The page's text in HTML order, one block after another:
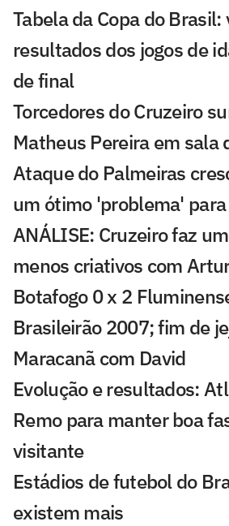
Tabela da Copa do Brasil:
resultados dos jogos de
de final
Torcedores do Cruzeiro
Matheus Pereira em sala
Ataque do Palmeiras
um ótimo 'problema'
ANÁLISE: Cruzeiro faz
menos criativos com
Botafogo 0 x 2
Brasileirão 2007; fim de
Maracanã com David
Evolução e resultados:
Remo para manter boa
visitante
Estádios de futebol do
existem mais